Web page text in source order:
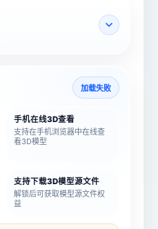
加载失败
手机在线3D查看
支持在手机浏览器中在线查
看3D模型
支持下载3D模型源文件
解锁后可获取模型源文件权
益